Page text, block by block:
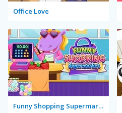
Office Love
Funny Shopping Supermarket